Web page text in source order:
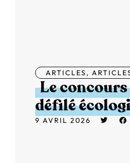
ARTICLES,
Le
défilé
9 AVRIL 2026